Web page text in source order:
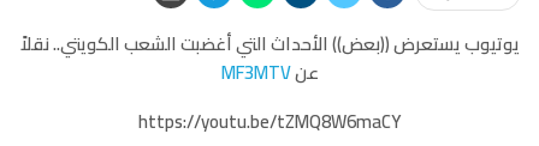
يوتيوب يستعرض ((بعض)) الأحداث التي أغضبت الشعب الكويتي.. نقلاً
عنMF3MTV
https://youtu.be/tZMQ8W6maCY